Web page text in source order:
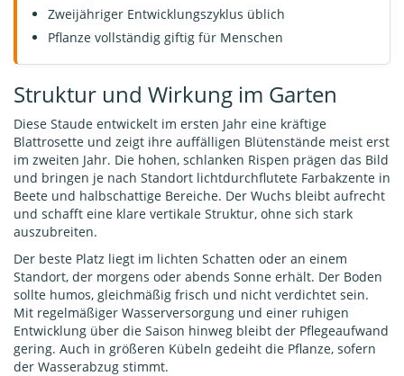
Zweijähriger Entwicklungszyklus üblich
Pflanze vollständig giftig für Menschen
Struktur und Wirkung im Garten
Diese Staude entwickelt im ersten Jahr eine kräftige
Blattrosette und zeigt ihre auffälligen Blütenstände meist erst
im zweiten Jahr. Die hohen, schlanken Rispen prägen das Bild
und bringen je nach Standort lichtdurchflutete Farbakzente in
Beete und halbschattige Bereiche. Der Wuchs bleibt aufrecht
und schafft eine klare vertikale Struktur, ohne sich stark
auszubreiten.
Der beste Platz liegt im lichten Schatten oder an einem
Standort, der morgens oder abends Sonne erhält. Der Boden
sollte humos, gleichmäßig frisch und nicht verdichtet sein.
Mit regelmäßiger Wasserversorgung und einer ruhigen
Entwicklung über die Saison hinweg bleibt der Pflegeaufwand
gering. Auch in größeren Kübeln gedeiht die Pflanze, sofern
der Wasserabzug stimmt.